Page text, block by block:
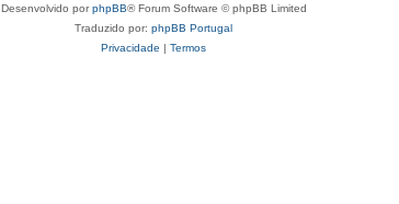
Desenvolvido porphpBB® Forum Software © phpBB Limited
Traduzido por: phpBB Portugal
Privacidade | Termos